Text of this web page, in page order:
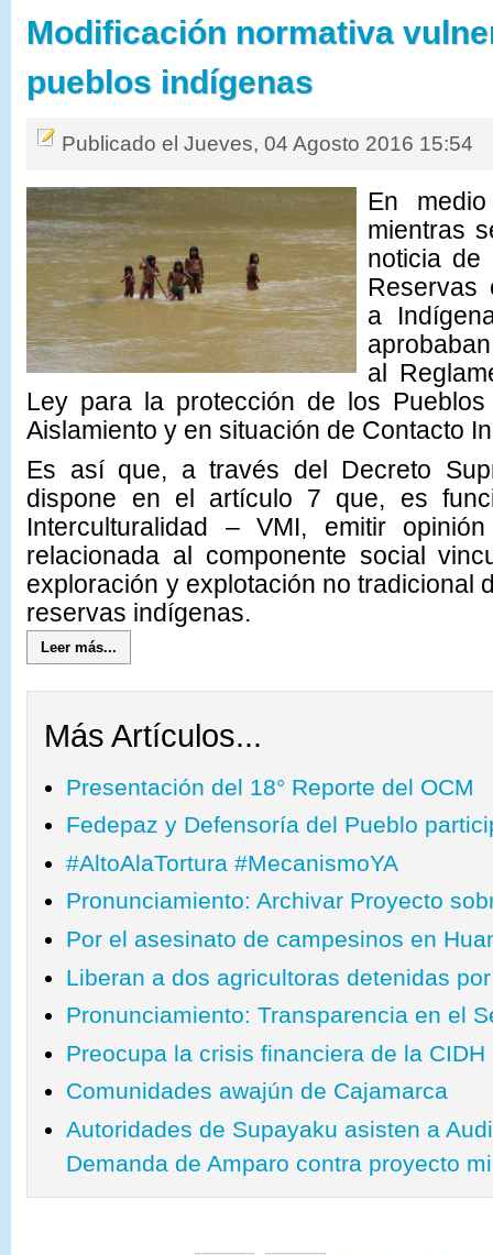
Modificación normativa
pueblos indígenas
Publicado el Jueves, 04 Agosto 2016 15:54
En
mientras
noticia de
Reservas
a
al
Ley para la protección de los
Aislamiento y en situación de Contacto
Es así que, a través del Decreto
dispone en el artículo 7 que, es
Interculturalidad – VMI, emitir
relacionada al componente social
exploración y explotación no tradicional
reservas indígenas.
Leer más...
Más Artículos...
Presentación del 18° Reporte del OCM
Fedepaz y Defensoría del Pueblo
‪#‎AltoAlaTortura‬ ‪#‎MecanismoYA‬
Pronunciamiento: Archivar Proyecto
Por el asesinato de campesinos en
Liberan a dos agricultoras detenidas
Pronunciamiento: Transparencia en el
Preocupa la crisis financiera de la CIDH
Comunidades awajún de Cajamarca
Autoridades de Supayaku asisten a
Demanda de Amparo contra proyecto